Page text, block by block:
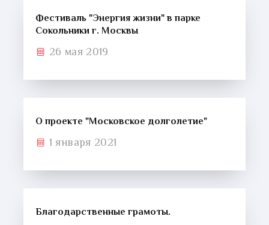
Фестиваль "Энергия жизни" в парке
Сокольники г. Москвы
26 мая 2019
О проекте "Московское долголетие"
1 января 2021
Благодарственные грамоты.